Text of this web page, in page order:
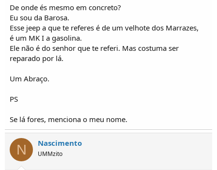
De onde és mesmo em concreto?
Eu sou da Barosa.
Esse jeep a que te referes é de um velhote dos Marrazes,
é um MK I a gasolina.
Ele não é do senhor que te referi. Mas costuma ser
reparado por lá.
Um Abraço.
PS
Se lá fores, menciona o meu nome.
N Nascimento
UMMzito